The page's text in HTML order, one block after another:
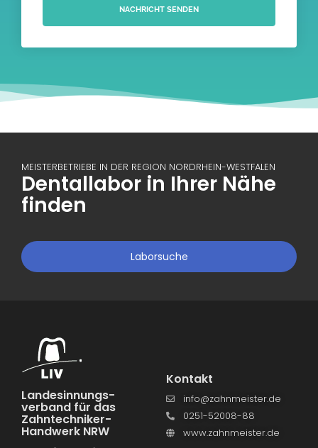
NACHRICHT SENDEN
MEISTERBETRIEBE IN DER REGION NORDRHEIN-WESTFALEN
Dentallabor in Ihrer Nähe
finden
Laborsuche
Landesinnungs­
verband für das
Zahntechniker-
Handwerk NRW
Kontakt
info@zahnmeister.de
0251-52008-88
www.zahnmeister.de